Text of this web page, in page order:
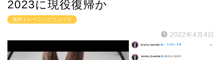
2023に現役復帰か
海外トレーニングニュース
2022年4月4日